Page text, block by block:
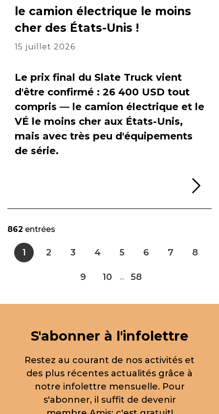
le camion électrique le moins
cher des États-Unis !
15 juillet 2026
Le prix final du Slate Truck vient
d'être confirmé : 26 400 USD tout
compris — le camion électrique et le
VÉ le moins cher aux États-Unis,
mais avec très peu d'équipements
de série.
862 entrées
1 2 3 4 5 6 7 8
9 10 ... 58
S'abonner à l'infolettre
Restez au courant de nos activités et
des plus récentes actualités grâce à
notre infolettre mensuelle. Pour
s'abonner, il suffit de devenir